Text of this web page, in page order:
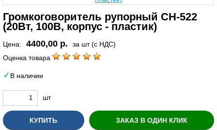
Громкоговоритель рупорный CH-522
(20Вт, 100В, корпус - пластик)
Цена: 4400,00 р.
за шт (с НДС)
Оценка товара
В наличии
шт
КУПИТЬ ЗАКАЗ В ОДИН КЛИК